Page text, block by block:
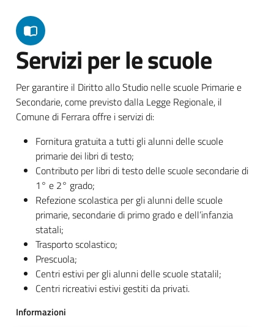
Servizi per le scuole
Per garantire il Diritto allo Studio nelle scuole Primarie e
Secondarie, come previsto dalla Legge Regionale, il
Comune di Ferrara offre i servizi di:
Fornitura gratuita a tutti gli alunni delle scuole
primarie dei libri di testo;
Contributo per libri di testo delle scuole secondarie di
1° e 2° grado;
Refezione scolastica per gli alunni delle scuole
primarie, secondarie di primo grado e dell’infanzia
statali;
Trasporto scolastico;
Prescuola;
Centri estivi per gli alunni delle scuole statalil;
Centri ricreativi estivi gestiti da privati.
Informazioni